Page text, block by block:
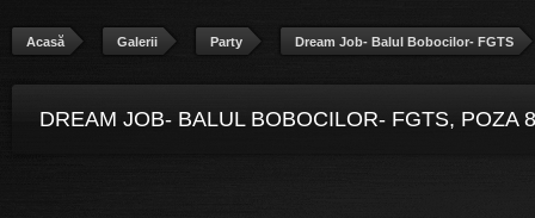
Acasă Galerii Party Dream Job- Balul Bobocilor- FGTS
DREAM JOB- BALUL BOBOCILOR- FGTS, POZA